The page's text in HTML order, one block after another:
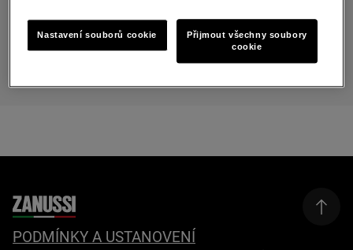
Hledejte v našich podporných článcích
PODMÍNKY A USTANOVENÍ
Nastavení souborů cookie
Přijmout všechny soubory
cookie